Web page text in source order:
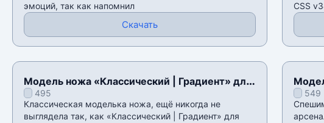
эмоций, так как напомнил
Скачать
CSS
Модель ножа «Классический | Градиент» для
CSS v34
495
Классическая моделька ножа, ещё никогда не
выглядела так, как «Классический | Градиент» для
549